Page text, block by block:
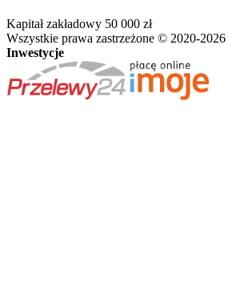
Kapitał zakładowy 50 000 zł
Wszystkie prawa zastrzeżone © 2020-2026
Inwestycje